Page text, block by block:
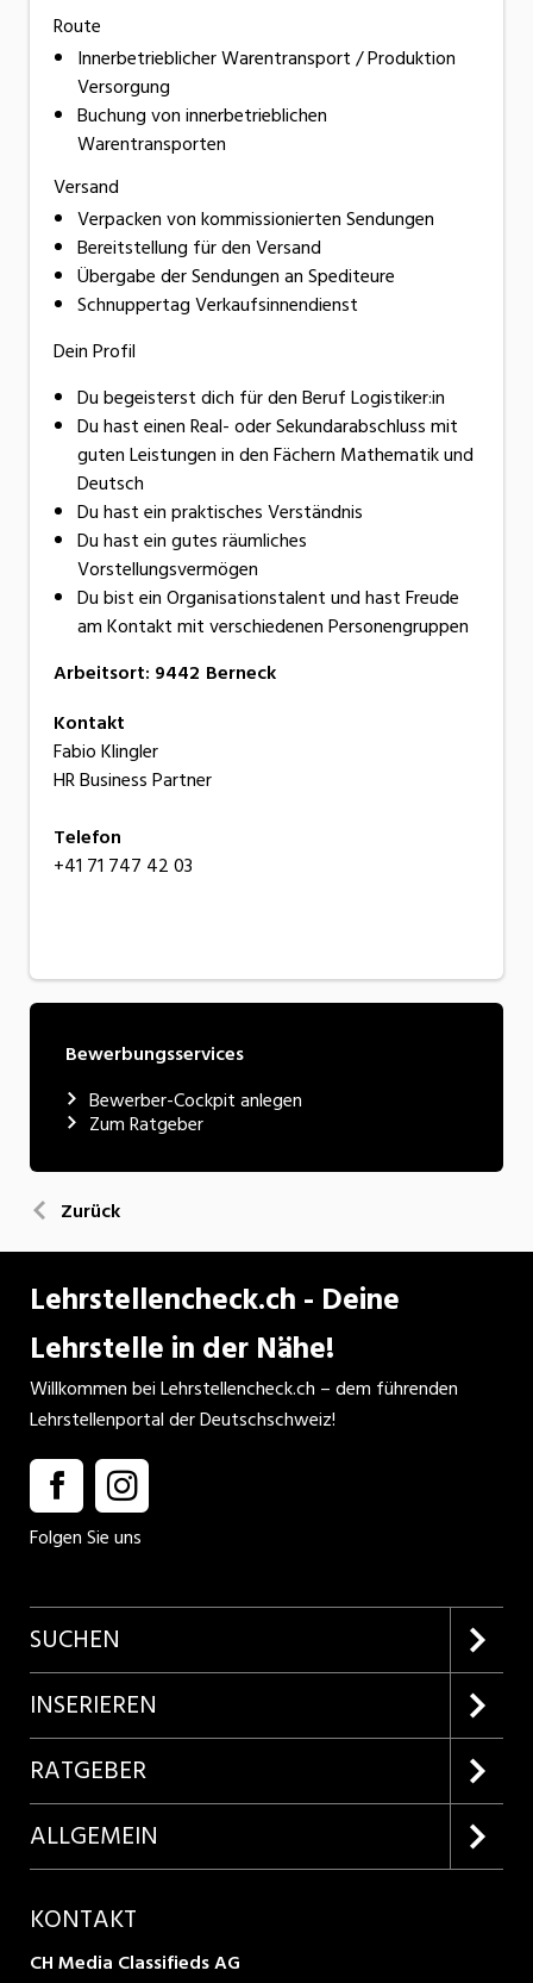
Route
Innerbetrieblicher Warentransport / Produktion
Versorgung
Buchung von innerbetrieblichen
Warentransporten
Versand
Verpacken von kommissionierten Sendungen
Bereitstellung für den Versand
Übergabe der Sendungen an Spediteure
Schnuppertag Verkaufsinnendienst
Dein Profil
Du begeisterst dich für den Beruf Logistiker:in
Du hast einen Real- oder Sekundarabschluss mit
guten Leistungen in den Fächern Mathematik und
Deutsch
Du hast ein praktisches Verständnis
Du hast ein gutes räumliches
Vorstellungsvermögen
Du bist ein Organisationstalent und hast Freude
am Kontakt mit verschiedenen Personengruppen
Arbeitsort: 9442 Berneck
Kontakt
Fabio Klingler
HR Business Partner
Telefon
+41 71 747 42 03
Bewerbungsservices
Bewerber-Cockpit anlegen
Zum Ratgeber
Zurück
Lehrstellencheck.ch - Deine
Lehrstelle in der Nähe!
Willkommen bei Lehrstellencheck.ch – dem führenden
Lehrstellenportal der Deutschschweiz!
Folgen Sie uns
SUCHEN
Firmenprofile entdecken
Lehrstellen suchen
INSERIEREN
Kundenlogin
Inserieren
Produkte
RATGEBER
Lehrberufe entdecken
ALLGEMEIN
AGB
KONTAKT
CH Media Classifieds AG